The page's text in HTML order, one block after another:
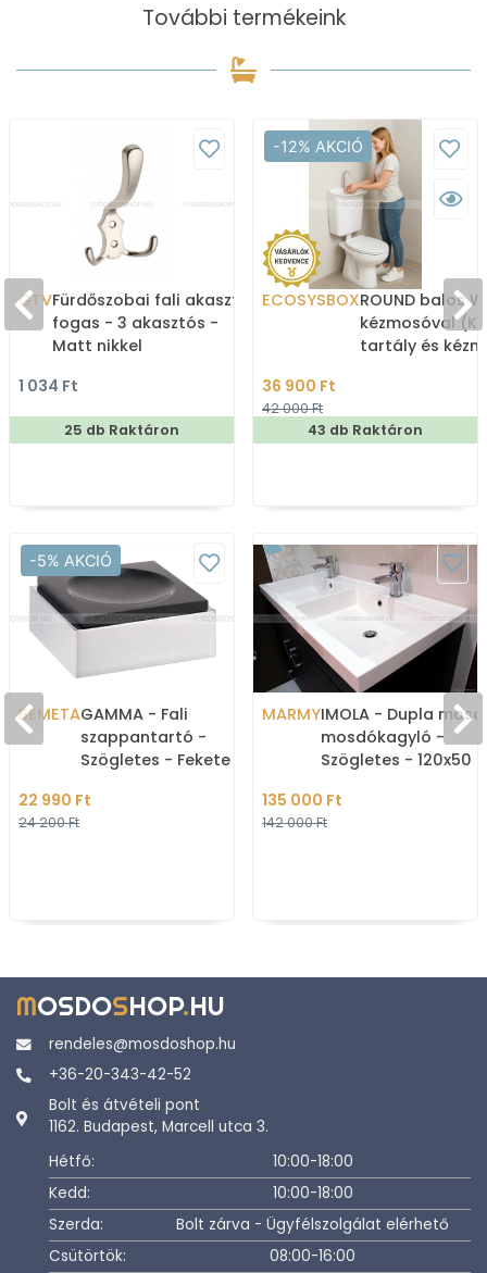
További termékeink
GTVFürdőszobai fali akasztó,
fogas - 3 akasztós -
Matt nikkel
1 034 Ft
25 db Raktáron
-12% AKCIÓ
ECOSYSBOXROUND balos
kézmosóval
tartály és
36 900 Ft
42 000 Ft
43 db Raktáron
-5% AKCIÓ
BEMETAGAMMA - Fali
szappantartó -
Szögletes - Fekete
22 990 Ft
24 200 Ft
MARMYIMOLA - Dupla
mosdókagyló -
Szögletes - 120x50
süllyeszthető
135 000 Ft
142 000 Ft
MOSDOSHOP.HU
rendeles@mosdoshop.hu
+36-20-343-42-52
Bolt és átvételi pont
1162. Budapest, Marcell utca 3.
Hétfő:
10:00-18:00
Kedd:
10:00-18:00
Szerda:
Bolt zárva - Ügyfélszolgálat elérhető
Csütörtök:
08:00-16:00